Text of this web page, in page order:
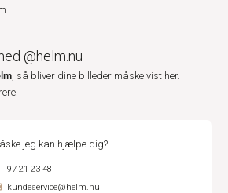
@helm.nu
, så bliver dine billeder måske vist her.
jeg kan hjælpe dig?
97 21 23 48
kundeservice@helm.nu